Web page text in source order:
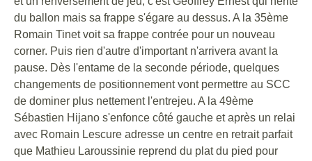
du ballon mais sa frappe s'égare au dessus. A la 35ème
Romain Tinet voit sa frappe contrée pour un nouveau
corner. Puis rien d'autre d'important n'arrivera avant la
pause. Dès l'entame de la seconde période, quelques
changements de positionnement vont permettre au SCC
de dominer plus nettement l'entrejeu. A la 49ème
Sébastien Hijano s'enfonce côté gauche et après un relai
avec Romain Lescure adresse un centre en retrait parfait
que Mathieu Laroussinie reprend du plat du pied pour